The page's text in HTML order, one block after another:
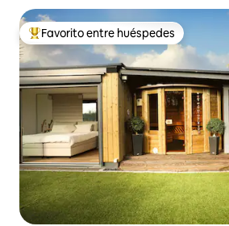
De los mejores en Favorito entre
Favorito entre huéspedes